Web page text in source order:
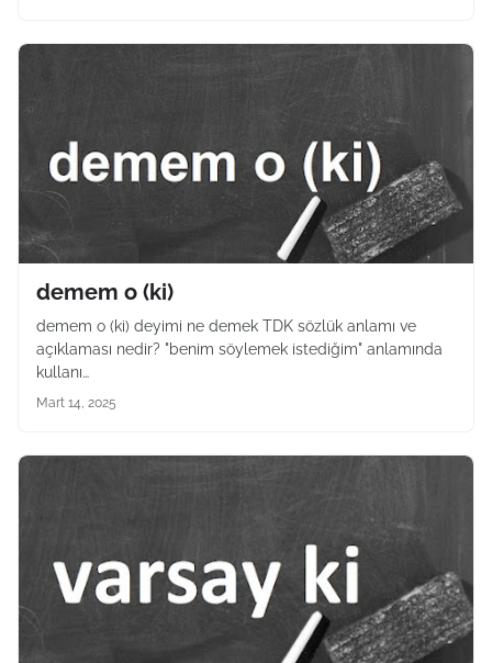
demem o (ki)
demem o (ki) deyimi ne demek TDK sözlük anlamı ve
açıklaması nedir? "benim söylemek istediğim" anlamında
kullanı…
Mart 14, 2025